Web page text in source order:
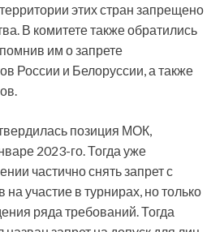
этих стран запрещено
В комитете также обратились
им о запрете
России и Белоруссии, а также
позиция МОК,
2023-го. Тогда уже
частично снять запрет с
на участие в турнирах, но только
ряда требований. Тогда